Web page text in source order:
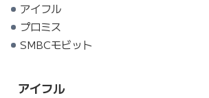
アイフル
プロミス
SMBCモビット
アイフル